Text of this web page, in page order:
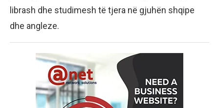
librash dhe studimesh të tjera në gjuhën shqipe
dhe angleze.